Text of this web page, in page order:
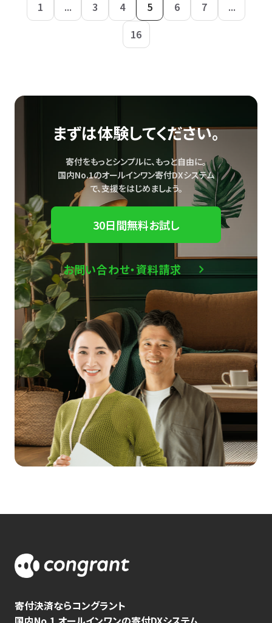
1 ... 3 4 5 6 7
...
16
まずは体験してください。
寄付をもっとシンプルに、もっと自由に。
国内No.1のオールインワン寄付DXシステム
で、支援をはじめましょう。
30日間無料お試し
お問い合わせ・資料請求
寄付決済ならコングラント